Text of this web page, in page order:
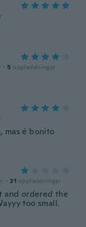
· 5 uppladdningar
mas é bonito
· 21 uppladdningar
and ordered the
too small.